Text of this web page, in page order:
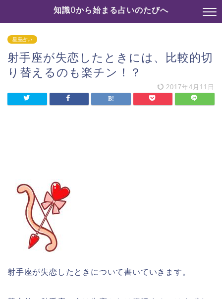
知識0から始まる占いのたびへ
星座占い
射手座が失恋したときには、比較的切
り替えるのも楽チン！？
2017年4月11日
射手座が失恋したときについて書いていきます。